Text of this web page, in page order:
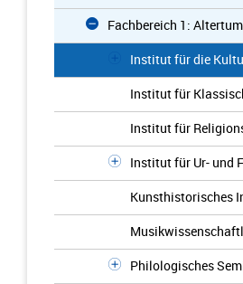
Fachbereich 1:
Institut für die
Institut für
Institut für
Institut für Ur- und
Kunsthistorisches
Philologisches